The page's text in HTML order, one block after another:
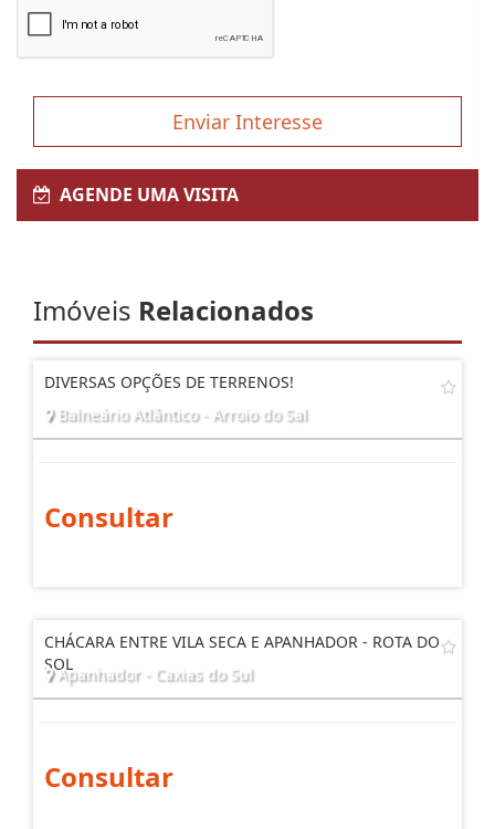
Enviar Interesse
AGENDE UMA VISITA
Imóveis Relacionados
DIVERSAS OPÇÕES DE TERRENOS!
Balneário Atlântico - Arroio do Sal
Consultar
CHÁCARA ENTRE VILA SECA E APANHADOR - ROTA DO
SOL
Apanhador - Caxias do Sul
Consultar